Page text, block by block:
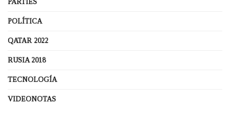
PARTIES
POLÍTICA
QATAR 2022
RUSIA 2018
TECNOLOGÍA
VIDEONOTAS